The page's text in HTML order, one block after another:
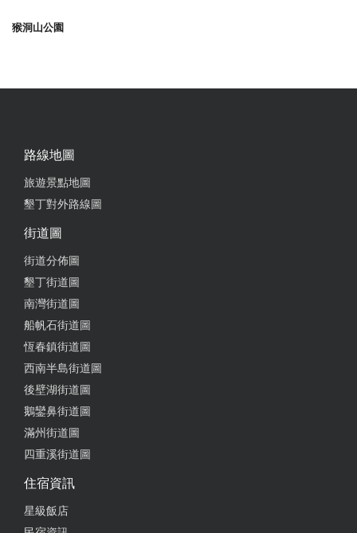
猴洞山公園
路線地圖
旅遊景點地圖
墾丁對外路線圖
街道圖
街道分佈圖
墾丁街道圖
南灣街道圖
船帆石街道圖
恆春鎮街道圖
西南半島街道圖
後壁湖街道圖
鵝鑾鼻街道圖
滿州街道圖
四重溪街道圖
住宿資訊
星級飯店